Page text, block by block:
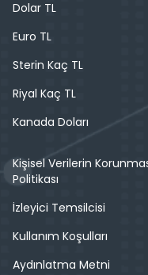
Dolar TL
Euro TL
Sterin Kaç TL
Riyal Kaç TL
Kanada Doları
Kişisel Verilerin
Politikası
İzleyici Temsilcisi
Kullanım Koşulları
Aydınlatma Metni